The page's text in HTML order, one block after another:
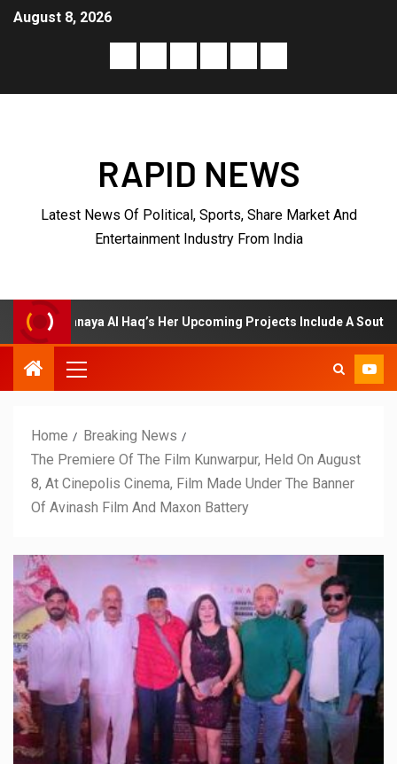
August 8, 2026
RAPID NEWS
Latest News Of Political, Sports, Share Market And
Entertainment Industry From India
Al Haq’s Her Upcoming Projects Include A South Indian Film,
Home
Breaking News
The Premiere Of The Film Kunwarpur, Held On August
8, At Cinepolis Cinema, Film Made Under The Banner
Of Avinash Film And Maxon Battery